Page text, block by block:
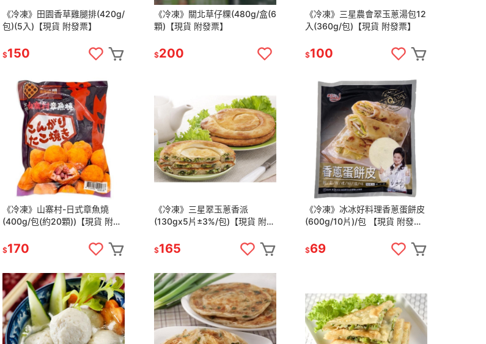
《冷凍》田園香草雞腿排(420g/
包)(5入)【現貨 附發票】
$150
《冷凍》關北草仔粿(480g/盒(6
顆)【現貨 附發票】
$200
《冷凍》三星農會翠玉蔥湯包12
入(360g/包)【現貨 附發票】
$100
《冷凍》山寨村-日式章魚燒
(400g/包(約20顆))【現貨 附發
$170
《冷凍》三星翠玉蔥香派
(130gx5片±3%/包)【現貨 附發
$165
《冷凍》冰冰好料理香蔥蛋餅皮
(600g/10片)/包 【現貨 附發
$69